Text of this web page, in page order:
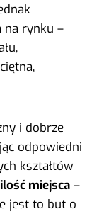
na rynku –
i dobrze
odpowiedni
kształtów
miejsca –
jest to but o